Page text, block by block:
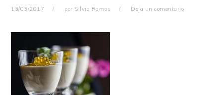
13/03/2017 por Silvia Ramos Deja un comentario